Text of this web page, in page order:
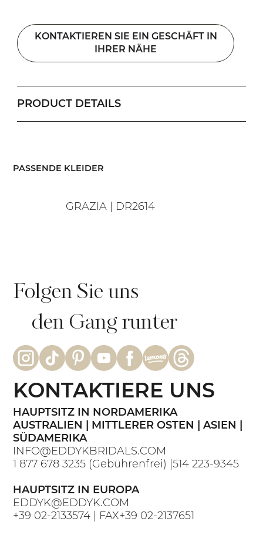
KONTAKTIEREN SIE EIN GESCHÄFT IN
IHRER NÄHE
PRODUCT DETAILS
​PASSENDE KLEIDER
GRAZIA | DR2614
Folgen Sie uns
den Gang runter
HAUPTSITZ IN NORDAMERIKA
AUSTRALIEN | MITTLERER OSTEN | ASIEN |
SÜDAMERIKA
INFO@EDDYKBRIDALS.COM
1 877 678 3235 (Gebührenfrei) |514 223-9345
HAUPTSITZ IN EUROPA
EDDYK@EDDYK.COM
+39 02-2133574 | FAX+39 02-2137651
KONTAKTIERE UNS